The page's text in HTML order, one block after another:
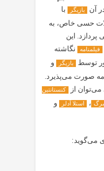
آن بازیگر
با
حسی خاص، به
این
فیلمنامه
نگاشته
توسط
بازیگر
و
صورت می‌پذیرد.
می‌توان از
کنستانتین
، استلا آدلر و
می‌گوید: